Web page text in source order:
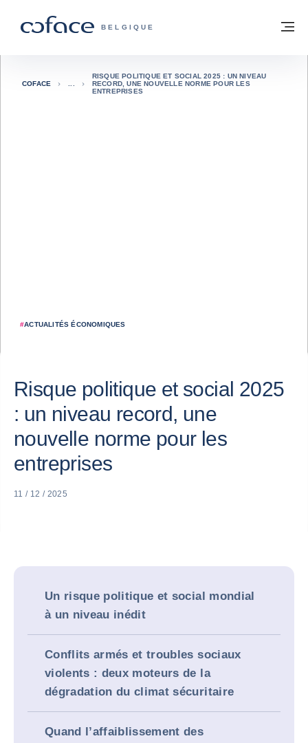
COFACE, FOR TRADE - PAGE
BELGIQUE
Retour à la page d'accueil
#ACTUALITÉS ÉCONOMIQUES
COFACE
RISQUE POLITIQUE ET SOCIAL 2025 : UN NIVEAU
RECORD, UNE NOUVELLE NORME POUR LES
ENTREPRISES
Risque politique et social 2025
: un niveau record, une
nouvelle norme pour les
entreprises
11 / 12 / 2025
Un risque politique et social mondial
à un niveau inédit
Conflits armés et troubles sociaux
violents : deux moteurs de la
dégradation du climat sécuritaire
Quand l’affaiblissement des